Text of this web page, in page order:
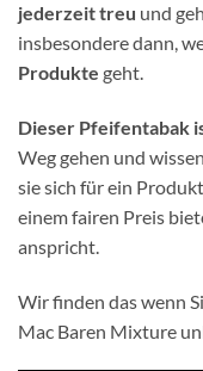
jederzeit treu und
insbesondere dann,
Produkte geht.
Dieser Pfeifentabak
Weg gehen und
sie sich für ein
einem fairen Preis
anspricht.
Wir finden das wenn
Mac Baren Mixture